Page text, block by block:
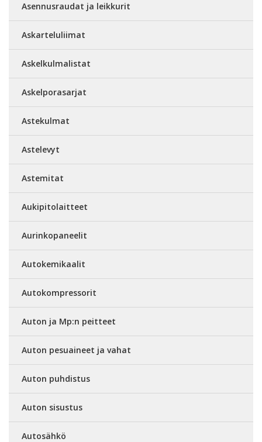
Asennusraudat ja leikkurit
Askarteluliimat
Askelkulmalistat
Askelporasarjat
Astekulmat
Astelevyt
Astemitat
Aukipitolaitteet
Aurinkopaneelit
Autokemikaalit
Autokompressorit
Auton ja Mp:n peitteet
Auton pesuaineet ja vahat
Auton puhdistus
Auton sisustus
Autosähkö